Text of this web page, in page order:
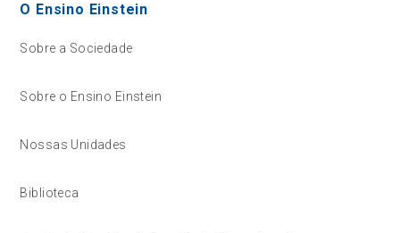
O Ensino Einstein
Sobre a Sociedade
Sobre o Ensino Einstein
Nossas Unidades
Biblioteca